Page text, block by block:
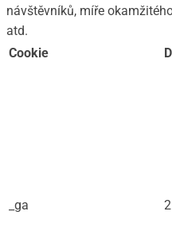
návštěvníků, míře
atd.
Cookie
_ga